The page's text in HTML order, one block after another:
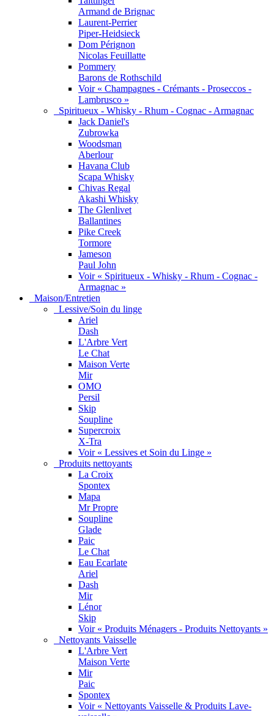
Armand de Brignac
Laurent-Perrier
Piper-Heidsieck
Dom Pérignon
Nicolas Feuillatte
Pommery
Barons de Rothschild
Voir « Champagnes - Crémants - Proseccos -
Lambrusco »
Spiritueux - Whisky - Rhum - Cognac - Armagnac
Jack Daniel's
Zubrowka
Woodsman
Aberlour
Havana Club
Scapa Whisky
Chivas Regal
Akashi Whisky
The Glenlivet
Ballantines
Pike Creek
Tormore
Jameson
Paul John
Voir « Spiritueux - Whisky - Rhum - Cognac -
Armagnac »
Maison/Entretien
Lessive/Soin du linge
Ariel
Dash
L'Arbre Vert
Le Chat
Maison Verte
Mir
OMO
Persil
Skip
Soupline
Supercroix
X-Tra
Voir « Lessives et Soin du Linge »
Produits nettoyants
La Croix
Spontex
Mapa
Mr Propre
Soupline
Glade
Paic
Le Chat
Eau Ecarlate
Ariel
Dash
Mir
Lénor
Skip
Voir « Produits Ménagers - Produits Nettoyants »
Nettoyants Vaisselle
L'Arbre Vert
Maison Verte
Mir
Paic
Spontex
Voir « Nettoyants Vaisselle & Produits Lave-